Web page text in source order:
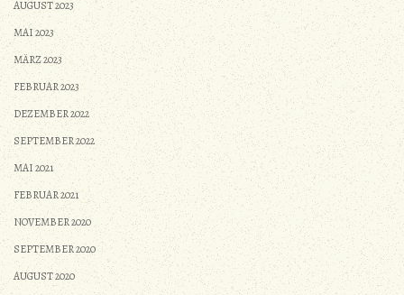
AUGUST 2023
MAI 2023
MÄRZ 2023
FEBRUAR 2023
DEZEMBER 2022
SEPTEMBER 2022
MAI 2021
FEBRUAR 2021
NOVEMBER 2020
SEPTEMBER 2020
AUGUST 2020